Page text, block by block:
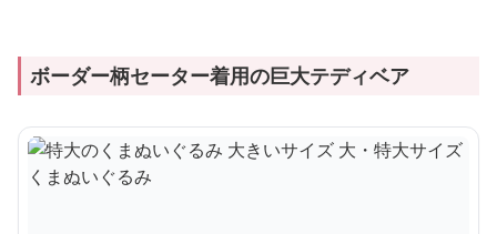
ボーダー柄セーター着用の巨大テディベア